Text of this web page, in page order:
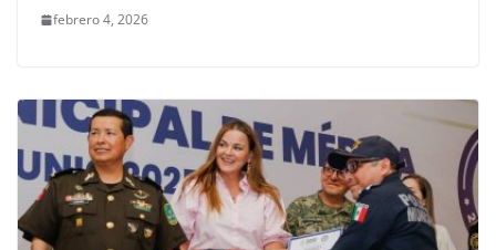
febrero 4, 2026